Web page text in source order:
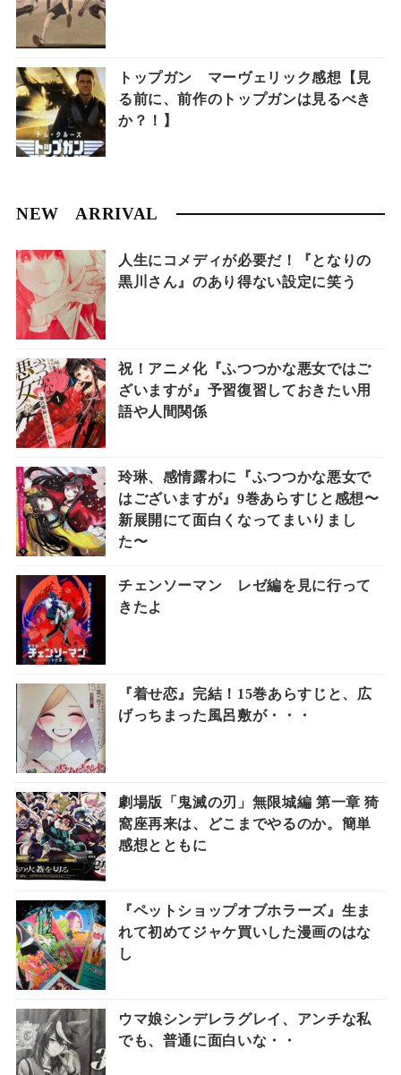
トップガン マーヴェリック感想【見
る前に、前作のトップガンは見るべき
か？！】
NEW ARRIVAL
人生にコメディが必要だ！『となりの
黒川さん』のあり得ない設定に笑う
祝！アニメ化『ふつつかな悪女ではご
ざいますが』予習復習しておきたい用
語や人間関係
玲琳、感情露わに『ふつつかな悪女で
はございますが』9巻あらすじと感想〜
新展開にて面白くなってまいりまし
た〜
チェンソーマン レゼ編を見に行って
きたよ
『着せ恋』完結！15巻あらすじと、広
げっちまった風呂敷が・・・
劇場版「鬼滅の刃」無限城編 第一章 猗
窩座再来は、どこまでやるのか。簡単
感想とともに
『ペットショップオブホラーズ』生ま
れて初めてジャケ買いした漫画のはな
し
ウマ娘シンデレラグレイ、アンチな私
でも、普通に面白いな・・